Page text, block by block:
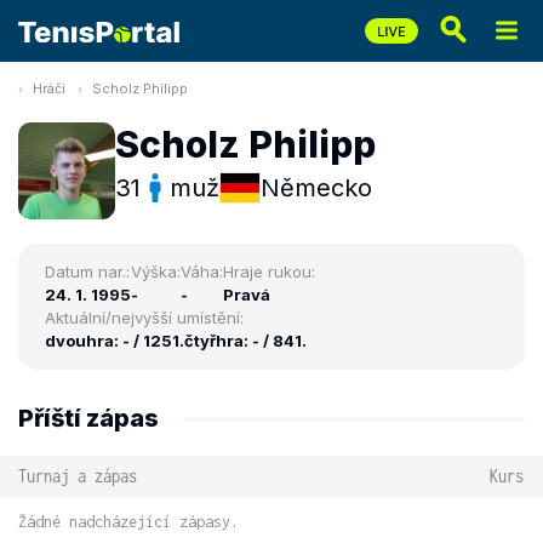
Hráči Scholz Philipp
Scholz Philipp
31 muž Německo
Datum nar.:
24. 1. 1995
Výška:
-
Váha:
-
Hraje rukou:
Pravá
Aktuální/nejvyšší umístění:
dvouhra: - / 1251.čtyřhra: - / 841.
Příští zápas
Turnaj a zápas Kurs
Žádné nadcházející zápasy.